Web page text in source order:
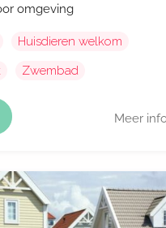
omgeving
Huisdieren welkom
Zwembad
Meer